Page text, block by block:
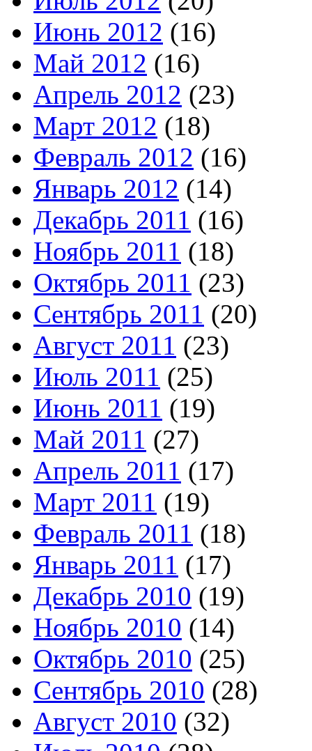
Июнь 2012 (16)
Май 2012 (16)
Апрель 2012 (23)
Март 2012 (18)
Февраль 2012 (16)
Январь 2012 (14)
Декабрь 2011 (16)
Ноябрь 2011 (18)
Октябрь 2011 (23)
Сентябрь 2011 (20)
Август 2011 (23)
Июль 2011 (25)
Июнь 2011 (19)
Май 2011 (27)
Апрель 2011 (17)
Март 2011 (19)
Февраль 2011 (18)
Январь 2011 (17)
Декабрь 2010 (19)
Ноябрь 2010 (14)
Октябрь 2010 (25)
Сентябрь 2010 (28)
Август 2010 (32)